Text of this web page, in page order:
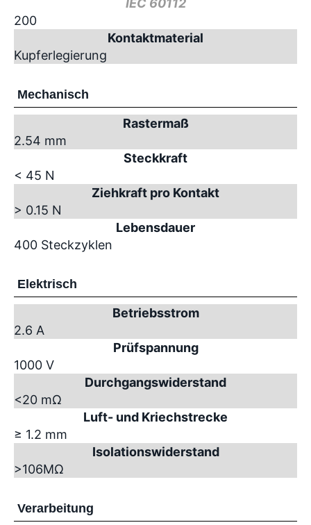
IEC 60112
200
Kontaktmaterial
Kupferlegierung
Mechanisch
Rastermaß
2.54 mm
Steckkraft
< 45 N
Ziehkraft pro Kontakt
> 0.15 N
Lebensdauer
400 Steckzyklen
Elektrisch
Betriebsstrom
2.6 A
Prüfspannung
1000 V
Durchgangswiderstand
<20 mΩ
Luft- und Kriechstrecke
≥ 1.2 mm
Isolationswiderstand
>106MΩ
Verarbeitung